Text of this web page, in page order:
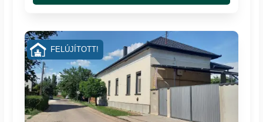
FELÚJÍTOTT!